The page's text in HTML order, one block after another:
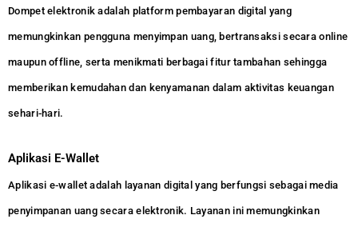
Dompet elektronik adalah platform pembayaran digital yang
memungkinkan pengguna menyimpan uang, bertransaksi secara online
maupun offline, serta menikmati berbagai fitur tambahan sehingga
memberikan kemudahan dan kenyamanan dalam aktivitas keuangan
sehari-hari.
Aplikasi E-Wallet
Aplikasi e-wallet adalah layanan digital yang berfungsi sebagai media
penyimpanan uang secara elektronik. Layanan ini memungkinkan